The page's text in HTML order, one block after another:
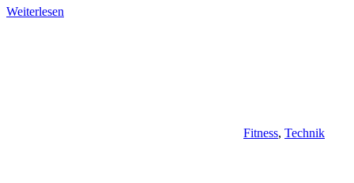
Weiterlesen
Fitness, Technik